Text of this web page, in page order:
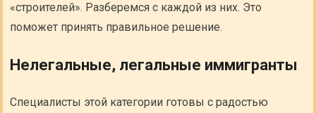
«строителей». Разберемся с каждой из них. Это
поможет принять правильное решение.
Нелегальные, легальные иммигранты
Специалисты этой категории готовы с радостью